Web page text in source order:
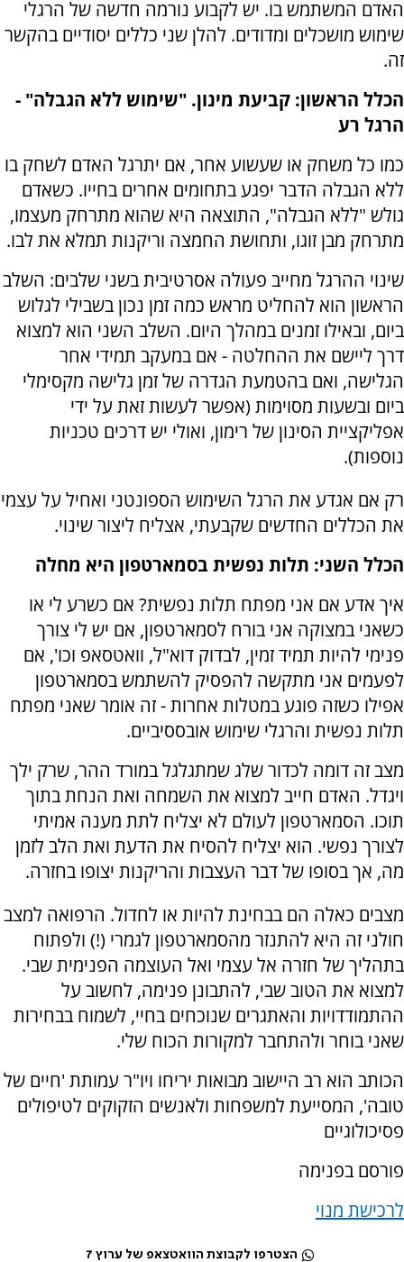
האדם המשתמש בו. יש לקבוע נורמה חדשה של הרגלי
שימוש מושכלים ומדודים. להלן שני כללים יסודיים בהקשר
זה.
הכלל הראשון: קביעת מינון. "שימוש ללא הגבלה" -
הרגל רע
כמו כל משחק או שעשוע אחר, אם יתרגל האדם לשחק בו
ללא הגבלה הדבר יפגע בתחומים אחרים בחייו. כשאדם
גולש "ללא הגבלה", התוצאה היא שהוא מתרחק מעצמו,
מתרחק מבן זוגו, ותחושת החמצה וריקנות תמלא את לבו.
שינוי ההרגל מחייב פעולה אסרטיבית בשני שלבים: השלב
הראשון הוא להחליט מראש כמה זמן נכון בשבילי לגלוש
ביום, ובאילו זמנים במהלך היום. השלב השני הוא למצוא
דרך ליישם את ההחלטה - אם במעקב תמידי אחר
הגלישה, ואם בהטמעת הגדרה של זמן גלישה מקסימלי
ביום ובשעות מסוימות (אפשר לעשות זאת על ידי
אפליקציית הסינון של רימון, ואולי יש דרכים טכניות
נוספות).
רק אם אגדע את הרגל השימוש הספונטני ואחיל על עצמי
את הכללים החדשים שקבעתי, אצליח ליצור שינוי.
הכלל השני: תלות נפשית בסמארטפון היא מחלה
איך אדע אם אני מפתח תלות נפשית? אם כשרע לי או
כשאני במצוקה אני בורח לסמארטפון, אם יש לי צורך
פנימי להיות תמיד זמין, לבדוק דוא"ל, וואטסאפ וכו', אם
לפעמים אני מתקשה להפסיק להשתמש בסמארטפון
אפילו כשזה פוגע במטלות אחרות - זה אומר שאני מפתח
תלות נפשית והרגלי שימוש אובססיביים.
מצב זה דומה לכדור שלג שמתגלגל במורד ההר, שרק ילך
ויגדל. האדם חייב למצוא את השמחה ואת הנחת בתוך
תוכו. הסמארטפון לעולם לא יצליח לתת מענה אמיתי
לצורך נפשי. הוא יצליח להסיח את הדעת ואת הלב לזמן
מה, אך בסופו של דבר העצבות והריקנות יצופו בחזרה.
מצבים כאלה הם בבחינת להיות או לחדול. הרפואה למצב
חולני זה היא להתנזר מהסמארטפון לגמרי (!) ולפתוח
בתהליך של חזרה אל עצמי ואל העוצמה הפנימית שבי.
למצוא את הטוב שבי, להתבונן פנימה, לחשוב על
ההתמודדויות והאתגרים שנוכחים בחיי, לשמוח בבחירות
שאני בוחר ולהתחבר למקורות הכוח שלי.
הכותב הוא רב היישוב מבואות יריחו ויו"ר עמותת 'חיים של
טובה', המסייעת למשפחות ולאנשים הזקוקים לטיפולים
פסיכולוגיים
פורסם בפנימה
לרכישת מנוי
הצטרפו לקבוצת הוואטצאפ של ערוץ 7